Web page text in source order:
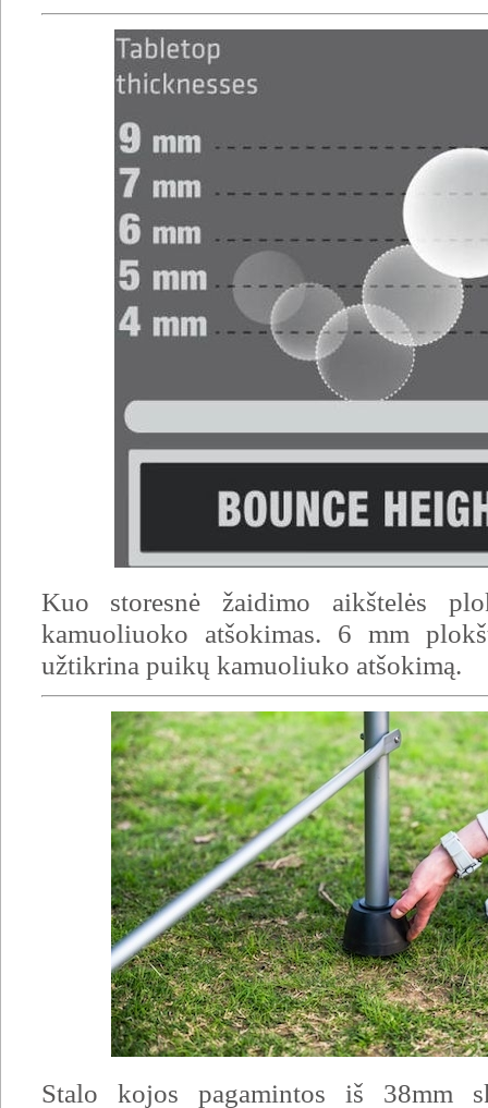
Kuo storesnė žaidimo aikštelės
kamuoliuoko atšokimas. 6 mm
užtikrina puikų kamuoliuko atšokimą.
Stalo kojos pagamintos iš 38mm